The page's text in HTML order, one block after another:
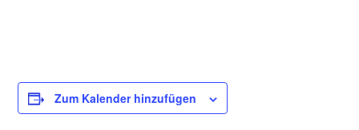
Zum Kalender hinzufügen